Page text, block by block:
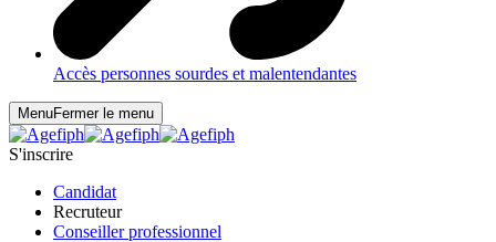
Accès personnes sourdes et malentendantes
MenuFermer le menu
S'inscrire
Candidat
Recruteur
Conseiller professionnel